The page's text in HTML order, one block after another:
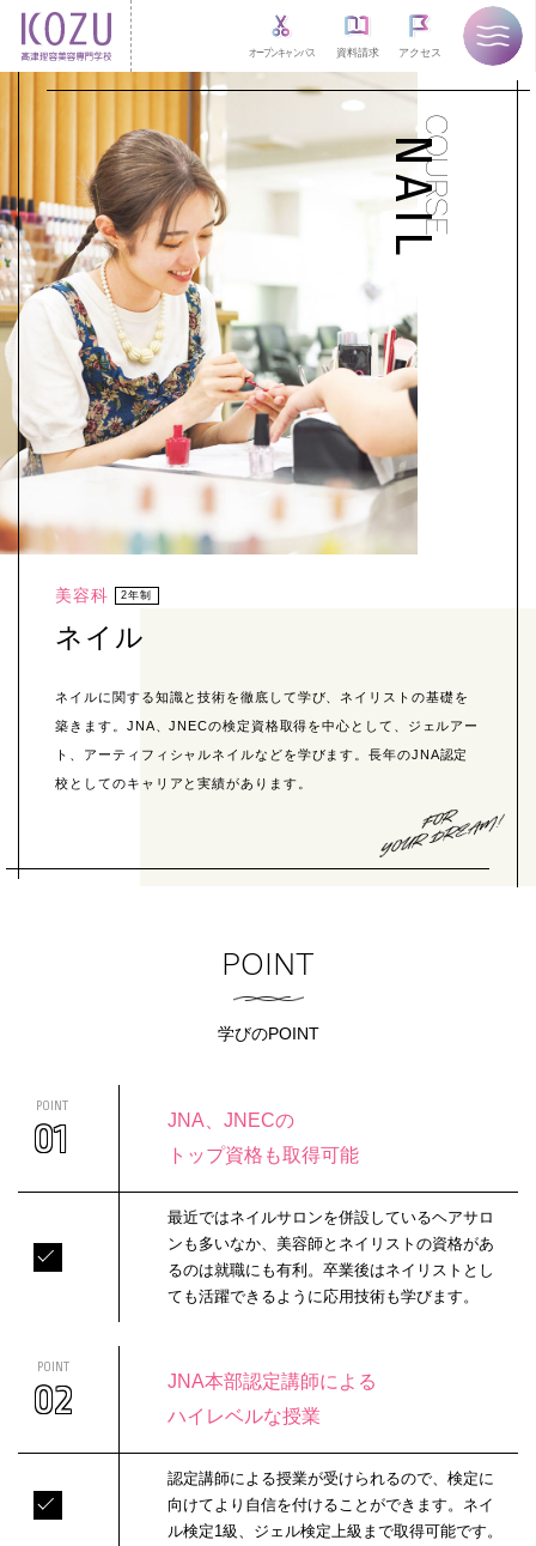
オープンキャンパス 資料請求 アクセス
COURSE
NAIL
美容科 2年制
ネイル
ネイルに関する知識と技術を徹底して学び、ネイリストの基礎を
築きます。JNA、JNECの検定資格取得を中心として、ジェルアー
ト、アーティフィシャルネイルなどを学びます。長年のJNA認定
校としてのキャリアと実績があります。
POINT
学びのPOINT
POINT
01
JNA、JNECの
トップ資格も取得可能
最近ではネイルサロンを併設しているヘアサロ
ンも多いなか、美容師とネイリストの資格があ
るのは就職にも有利。卒業後はネイリストとし
ても活躍できるように応用技術も学びます。
POINT
02
JNA本部認定講師による
ハイレベルな授業
認定講師による授業が受けられるので、検定に
向けてより自信を付けることができます。ネイ
ル検定1級、ジェル検定上級まで取得可能です。